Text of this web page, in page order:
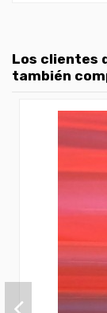
Los clientes
también